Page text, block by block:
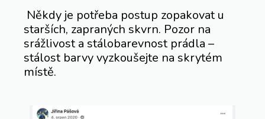
Někdy je potřeba postup zopakovat u
starších, zapraných skvrn. Pozor na
srážlivost a stálobarevnost prádla –
stálost barvy vyzkoušejte na skrytém
místě.